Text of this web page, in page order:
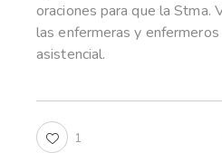
oraciones para que la Stma.
las enfermeras y
asistencial.
1